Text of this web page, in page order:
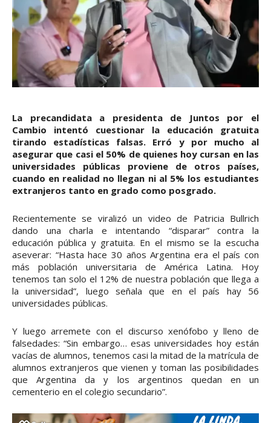
La precandidata a presidenta de Juntos por el
Cambio intentó cuestionar la educación gratuita
tirando estadísticas falsas. Erró y por mucho al
asegurar que casi el 50% de quienes hoy cursan en las
universidades públicas proviene de otros países,
cuando en realidad no llegan ni al 5% los estudiantes
extranjeros tanto en grado como posgrado.
Recientemente se viralizó un video de Patricia Bullrich
dando una charla e intentando “disparar” contra la
educación pública y gratuita. En el mismo se la escucha
aseverar: “Hasta hace 30 años Argentina era el país con
más población universitaria de América Latina. Hoy
tenemos tan solo el 12% de nuestra población que llega a
la universidad”, luego señala que en el país hay 56
universidades públicas.
Y luego arremete con el discurso xenófobo y lleno de
falsedades: “Sin embargo… esas universidades hoy están
vacías de alumnos, tenemos casi la mitad de la matrícula de
alumnos extranjeros que vienen y toman las posibilidades
que Argentina da y los argentinos quedan en un
cementerio en el colegio secundario”.